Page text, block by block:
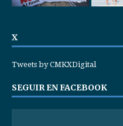
X
Tweets by CMKXDigital
SEGUIR EN FACEBOOK